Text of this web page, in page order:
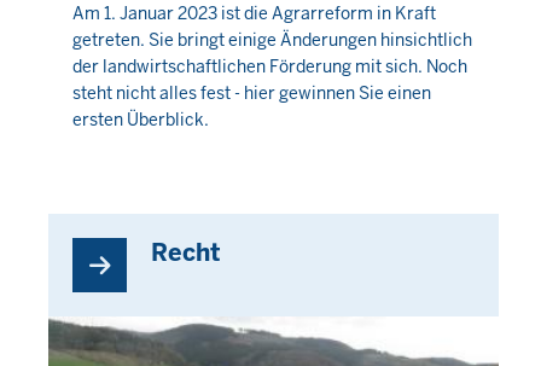
Am 1. Januar 2023 ist die Agrarreform in Kraft
getreten. Sie bringt einige Änderungen hinsichtlich
der landwirtschaftlichen Förderung mit sich. Noch
steht nicht alles fest - hier gewinnen Sie einen
ersten Überblick.
Recht